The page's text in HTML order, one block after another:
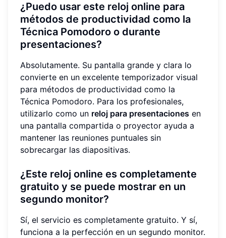
¿Puedo usar este reloj online para
métodos de productividad como la
Técnica Pomodoro o durante
presentaciones?
Absolutamente. Su pantalla grande y clara lo
convierte en un excelente temporizador visual
para métodos de productividad como la
Técnica Pomodoro. Para los profesionales,
utilizarlo como un reloj para presentaciones en
una pantalla compartida o proyector ayuda a
mantener las reuniones puntuales sin
sobrecargar las diapositivas.
¿Este reloj online es completamente
gratuito y se puede mostrar en un
segundo monitor?
Sí, el servicio es completamente gratuito. Y sí,
funciona a la perfección en un segundo monitor.